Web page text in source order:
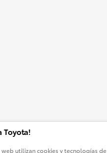
Toyota!
utilizan cookies y tecnologías de